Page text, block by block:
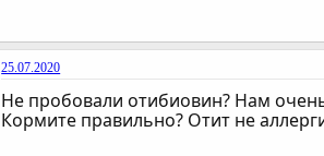
25.07.2020
Не пробовали отибиовин? Нам
Кормите правильно? Отит не